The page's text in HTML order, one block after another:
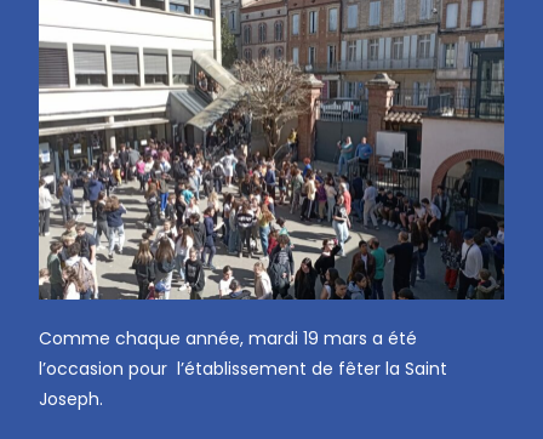
Comme chaque année, mardi 19 mars a été
l’occasion pour l’établissement de fêter la Saint
Joseph.